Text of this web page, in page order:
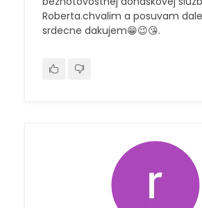
Roberta.chvalim a posuvam
srdecne dakujem😁😉😘.